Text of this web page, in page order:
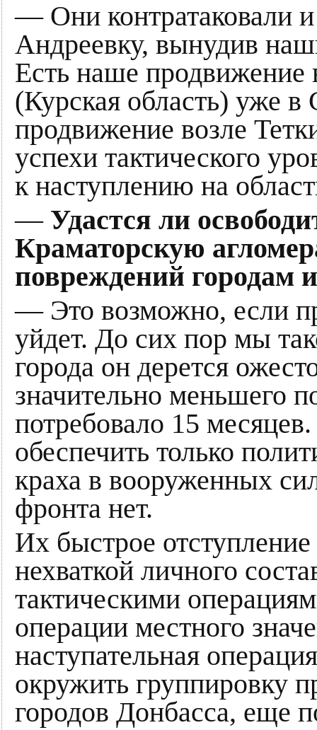
— Они контратаковали и
Андреевку, вынудив
Есть наше
(Курская область) уже в
продвижение возле
успехи тактического
к наступлению на
— Удастся ли
Краматорскую
повреждений городам
— Это возможно, если
уйдет. До сих пор мы
города он дерется
значительно меньшего
потребовало 15
обеспечить только
краха в вооруженных
фронта нет.
Их быстрое
нехваткой личного
тактическими
операции местного
наступательная
окружить группировку
городов Донбасса, еще